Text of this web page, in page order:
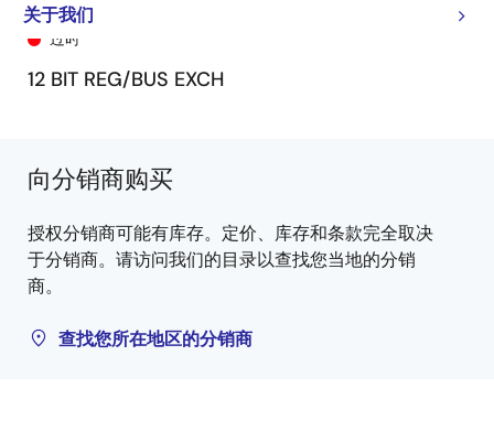
关于我们
过时
12 BIT REG/BUS EXCH
向分销商购买
授权分销商可能有库存。定价、库存和条款完全取决
于分销商。请访问我们的目录以查找您当地的分销
商。
查找您所在地区的分销商